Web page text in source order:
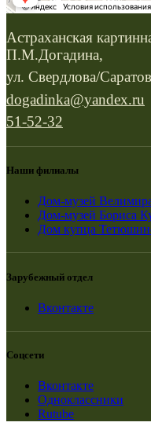
Астраханская
П.М.Догадина,
ул. Свердлова/
dogadinka@yandex.ru
51-52-32
Наши филиалы
Дом-музей
Дом-музей Бориса
Дом купца
Зарубежный отдел
Вконтакте
Соцсети
Вконтакте
Одноклассники
Rutube